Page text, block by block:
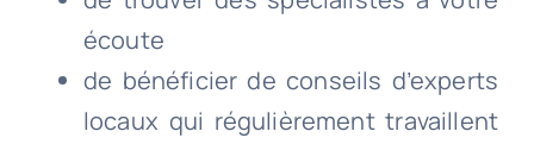
écoute
de bénéficier de conseils d’experts
locaux qui régulièrement travaillent